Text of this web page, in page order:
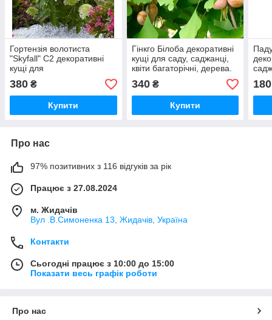
Гортензія волотиста
"Skyfall" С2 декоративні
кущі для
саду,саджанці,квіти
багаторічні,дерева
380 ₴
Купити
Гінкго Білоба декоративні
кущі для саду, саджанці,
квіти багаторічні, дерева.
340₴
Купити
180
Про нас
97% позитивних з 116 відгуків за рік
Працює з 27.08.2024
м. Жидачів
Вул .В.Симоненка 13, Жидачів, Україна
Контакти
Сьогодні працює з 10:00 до 15:00
Показати весь графік роботи
Про нас